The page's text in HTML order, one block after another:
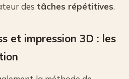
des tâches répétitives.
et impression 3D : les